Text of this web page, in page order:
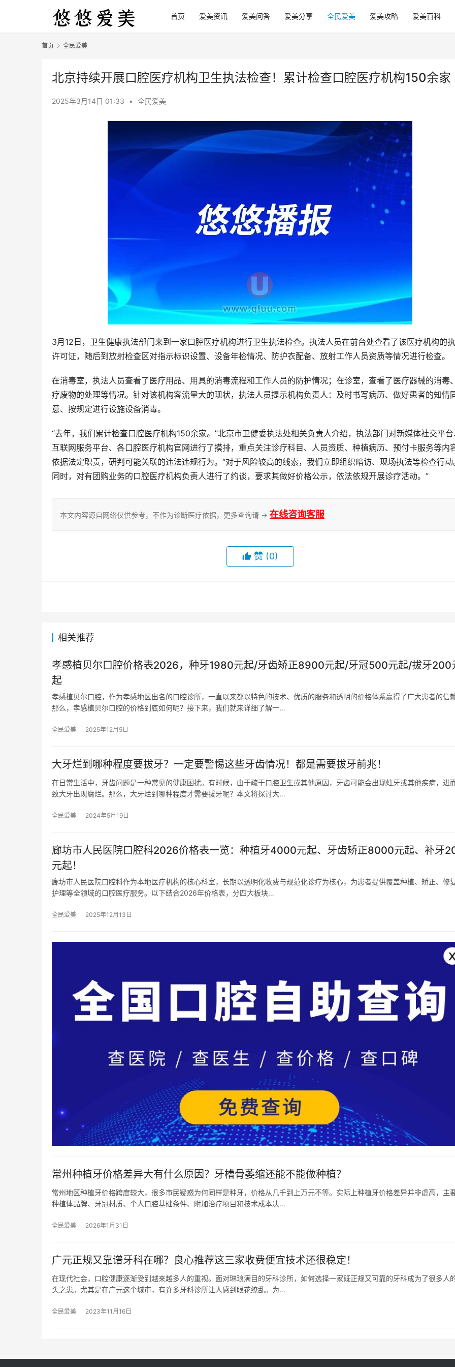
首页 爱美资讯 爱美问答 爱美分享 全民爱美 爱美攻略 爱美百科
首页 全民爱美
北京持续开展口腔医疗机构卫生执法检查！累计检查口腔医疗机构150余家
2025年3月14日 01:33 • 全民爱美
3月12日，卫生健康执法部门来到一家口腔医疗机构进行卫生执法检查。执法人员在前台处查看了该医疗机构的
许可证，随后到放射检查区对指示标识设置、设备年检情况、防护衣配备、放射工作人员资质等情况进行检查。
在消毒室，执法人员查看了医疗用品、用具的消毒流程和工作人员的防护情况；在诊室，查看了医疗器械的消毒
疗废物的处理等情况。针对该机构客流量大的现状，执法人员提示机构负责人：及时书写病历、做好患者的知情
意、按规定进行设施设备消毒。
“去年，我们累计检查口腔医疗机构150余家。”北京市卫健委执法处相关负责人介绍，执法部门对新媒体社交平台
互联网服务平台、各口腔医疗机构官网进行了摸排，重点关注诊疗科目、人员资质、种植病历、预付卡服务等内容
依据法定职责，研判可能关联的违法违规行为。“对于风险较高的线索，我们立即组织暗访、现场执法等检查行动
同时，对有团购业务的口腔医疗机构负责人进行了约谈，要求其做好价格公示，依法依规开展诊疗活动。”
本文内容源自网络仅供参考，不作为诊断医疗依据，更多查询请 → 在线咨询客服
赞 (0)
相关推荐
孝感植贝尔口腔价格表2026，种牙1980元起/牙齿矫正8900元起/牙冠500元起/拔牙200
起
孝感植贝尔口腔，作为孝感地区出名的口腔诊所，一直以来都以特色的技术、优质的服务和透明的价格体系赢得了广大患者的信赖
那么，孝感植贝尔口腔的价格到底如何呢？接下来，我们就来详细了解一…
全民爱美 2025年12月5日
大牙烂到哪种程度要拔牙？一定要警惕这些牙齿情况！都是需要拔牙前兆！
在日常生活中，牙齿问题是一种常见的健康困扰。有时候，由于疏于口腔卫生或其他原因，牙齿可能会出现蛀牙或其他疾病，进
致大牙出现腐烂。那么，大牙烂到哪种程度才需要拔牙呢？本文将探讨大…
全民爱美 2024年5月19日
廊坊市人民医院口腔科2026价格表一览：种植牙4000元起、牙齿矫正8000元起、补牙
元起！
廊坊市人民医院口腔科作为本地医疗机构的核心科室，长期以透明化收费与规范化诊疗为核心，为患者提供覆盖种植、矫正、修复
护理等全领域的口腔医疗服务。以下结合2026年价格表，分四大板块…
全民爱美 2025年12月13日
常州种植牙价格差异大有什么原因？牙槽骨萎缩还能不能做种植？
常州地区种植牙价格跨度较大，很多市民疑惑为何同样是种牙，价格从几千到上万元不等。实际上种植牙价格差异并非虚高，主
种植体品牌、牙冠材质、个人口腔基础条件、附加治疗项目和技术成本决…
全民爱美 2026年1月31日
广元正规又靠谱牙科在哪？良心推荐这三家收费便宜技术还很稳定！
在现代社会，口腔健康逐渐受到越来越多人的重视。面对琳琅满目的牙科诊所，如何选择一家既正规又可靠的牙科成为了很多人
头之患。尤其是在广元这个城市，有许多牙科诊所让人感到眼花缭乱。为…
全民爱美 2023年11月16日